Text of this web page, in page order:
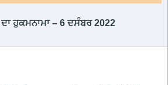
ਹੁਕਮਨਾਮਾ – 6 ਦਸੰਬਰ 2022